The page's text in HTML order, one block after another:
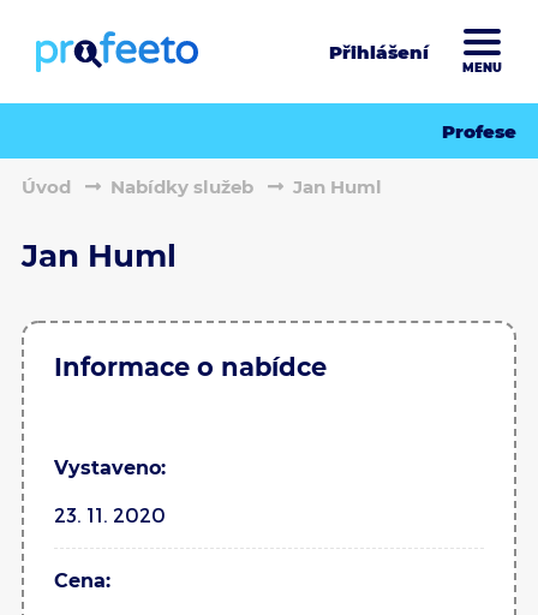
Přihlášení
MENU
Profese
Úvod Nabídky služeb Jan Huml
Jan Huml
Informace o nabídce
Vystaveno:
23. 11. 2020
Cena: